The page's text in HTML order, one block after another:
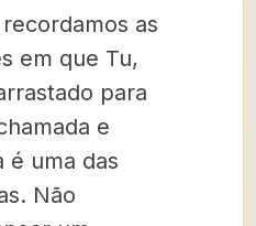
as
em que Tu,
para
e
é uma das
Não